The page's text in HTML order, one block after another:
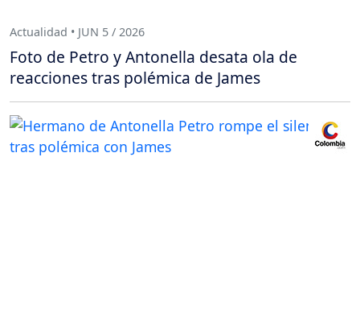
Actualidad • JUN 5 / 2026
Foto de Petro y Antonella desata ola de
reacciones tras polémica de James